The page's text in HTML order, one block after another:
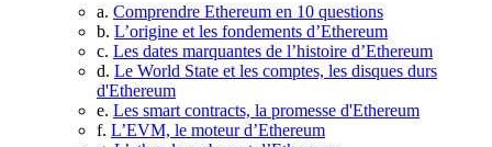
a. Comprendre Ethereum en 10 questions
b. L’origine et les fondements d’Ethereum
c. Les dates marquantes de l’histoire d’Ethereum
d. Le World State et les comptes, les disques durs
d'Ethereum
e. Les smart contracts, la promesse d'Ethereum
f. L’EVM, le moteur d’Ethereum